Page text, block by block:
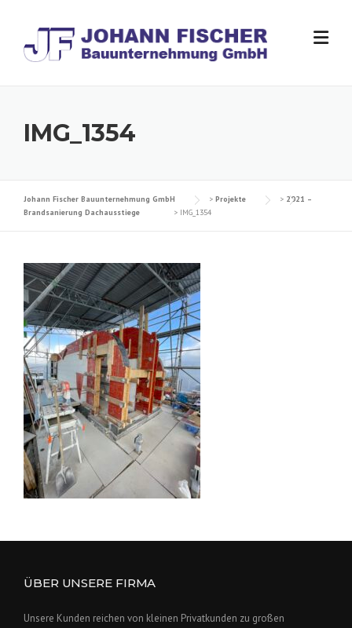
content
IMG_1354
Johann Fischer Bauunternehmung GmbH > Projekte > 2021 –
Brandsanierung Dachausstiege
> IMG_1354
ÜBER UNSERE FIRMA
Unsere Kunden reichen von kleinen Privatkunden zu großen